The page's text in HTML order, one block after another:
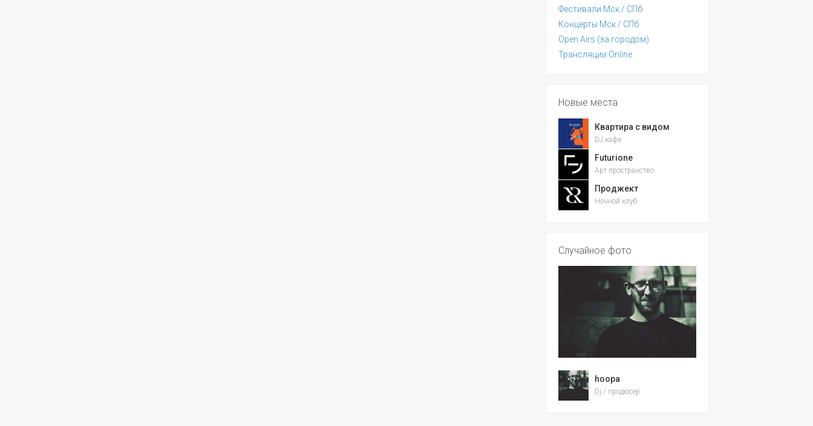
Фестивали Мск / СПб
Концерты Мск / СПб
Open Airs (за городом)
Трансляции Online
Новые места
Квартира с видом
DJ кафе
Futurione
Арт пространство
Проджект
Ночной клуб
Случайное фото
hoopa
Dj / продюсер